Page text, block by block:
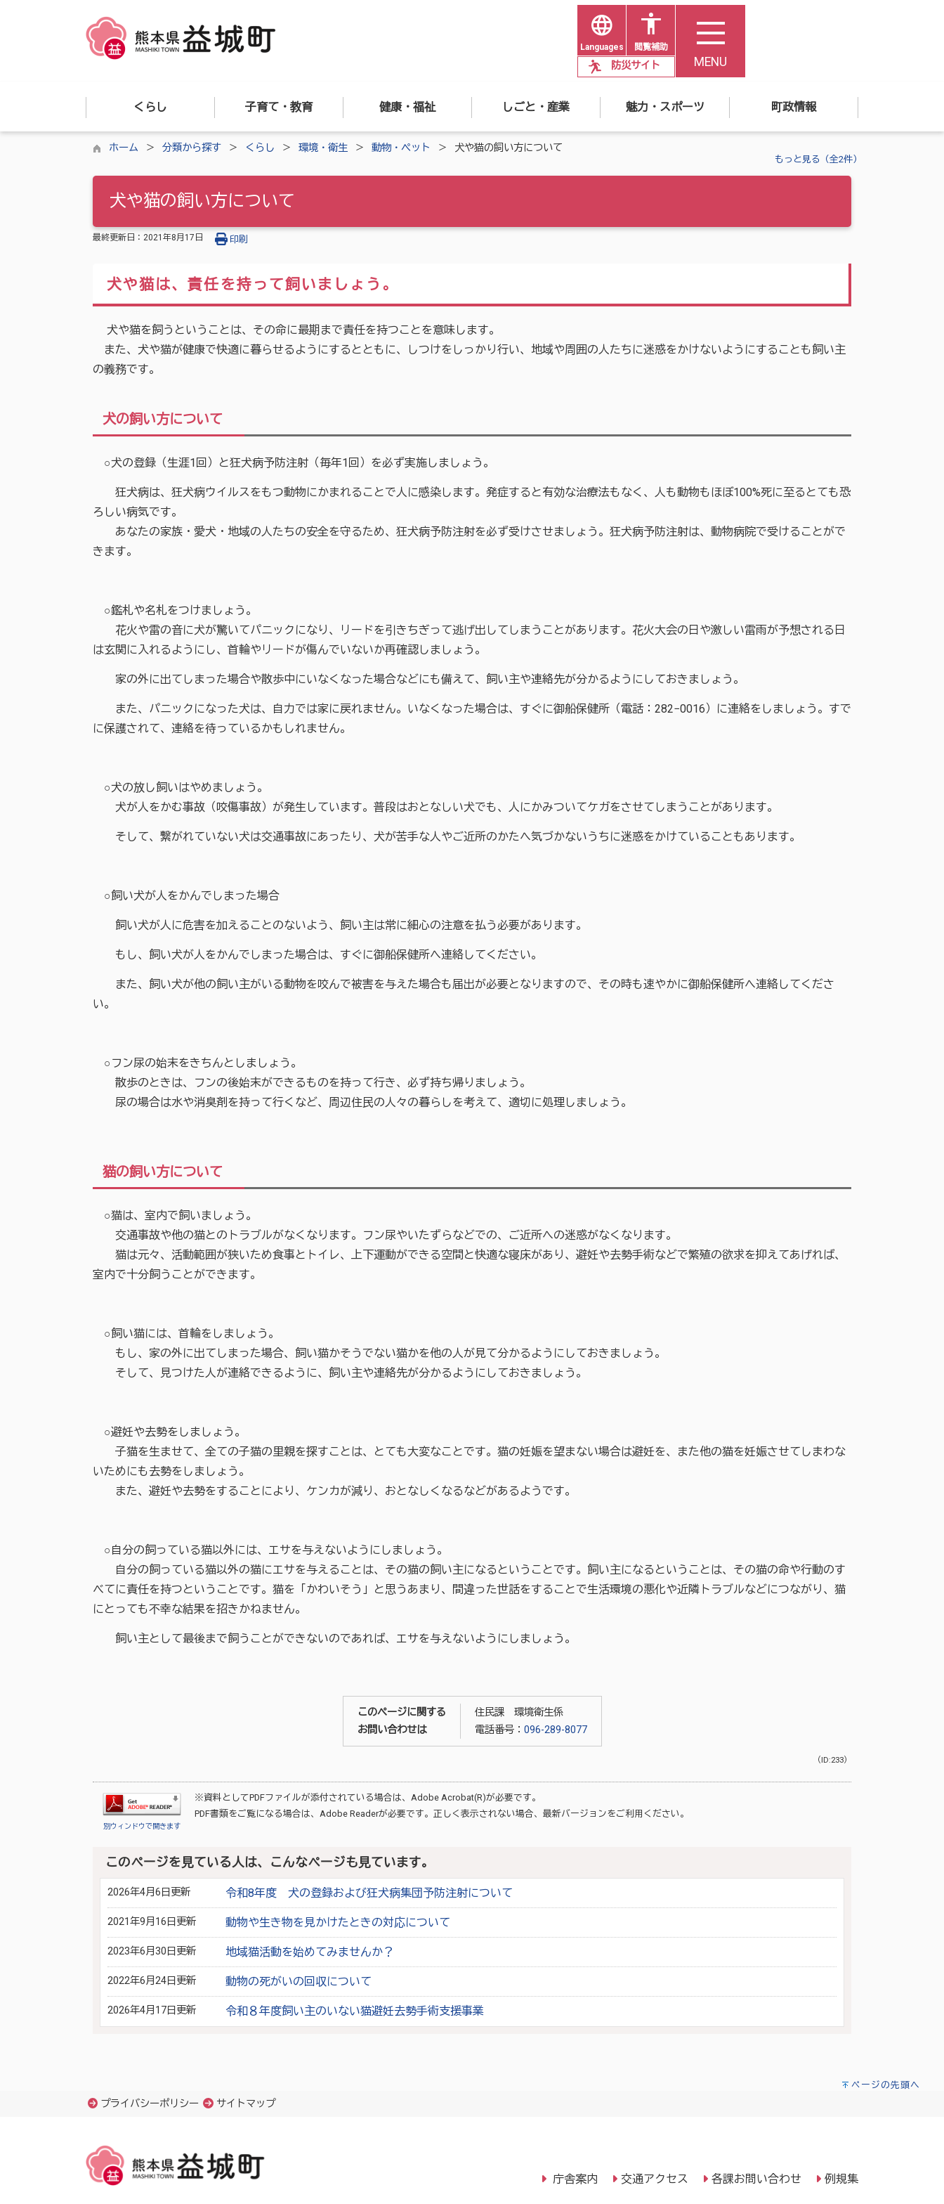
Languages 閲覧補助
防災サイト MENU
くらし 子育て・教育 健康・福祉 しごと・産業 魅力・スポーツ 町政情報
ホーム 分類から探す くらし 環境・衛生 動物・ペット 犬や猫の飼い方について
もっと見る（全2件）
犬や猫の飼い方について
最終更新日： 2021年8月17日 印刷
犬や猫は、責任を持って飼いましょう。
犬や猫を飼うということは、その命に最期まで責任を持つことを意味します。
また、犬や猫が健康で快適に暮らせるようにするとともに、しつけをしっかり行い、地域や周囲の人たちに迷惑をかけないようにすることも飼い主
の義務です。
犬の飼い方について
○犬の登録（生涯1回）と狂犬病予防注射（毎年1回）を必ず実施しましょう。
狂犬病は、狂犬病ウイルスをもつ動物にかまれることで人に感染します。発症すると有効な治療法もなく、人も動物もほぼ100%死に至るとても恐
ろしい病気です。
あなたの家族・愛犬・地域の人たちの安全を守るため、狂犬病予防注射を必ず受けさせましょう。狂犬病予防注射は、動物病院で受けることがで
きます。
○鑑札や名札をつけましょう。
花火や雷の音に犬が驚いてパニックになり、リードを引きちぎって逃げ出してしまうことがあります。花火大会の日や激しい雷雨が予想される日
は玄関に入れるようにし、首輪やリードが傷んでいないか再確認しましょう。
家の外に出てしまった場合や散歩中にいなくなった場合などにも備えて、飼い主や連絡先が分かるようにしておきましょう。
また、パニックになった犬は、自力では家に戻れません。いなくなった場合は、すぐに御船保健所（電話：282−0016）に連絡をしましょう。すで
に保護されて、連絡を待っているかもしれません。
○犬の放し飼いはやめましょう。
犬が人をかむ事故（咬傷事故）が発生しています。普段はおとなしい犬でも、人にかみついてケガをさせてしまうことがあります。
そして、繋がれていない犬は交通事故にあったり、犬が苦手な人やご近所のかたへ気づかないうちに迷惑をかけていることもあります。
○飼い犬が人をかんでしまった場合
飼い犬が人に危害を加えることのないよう、飼い主は常に細心の注意を払う必要があります。
もし、飼い犬が人をかんでしまった場合は、すぐに御船保健所へ連絡してください。
また、飼い犬が他の飼い主がいる動物を咬んで被害を与えた場合も届出が必要となりますので、その時も速やかに御船保健所へ連絡してくださ
い。
○フン尿の始末をきちんとしましょう。
散歩のときは、フンの後始末ができるものを持って行き、必ず持ち帰りましょう。
尿の場合は水や消臭剤を持って行くなど、周辺住民の人々の暮らしを考えて、適切に処理しましょう。
猫の飼い方について
○猫は、室内で飼いましょう。
交通事故や他の猫とのトラブルがなくなります。フン尿やいたずらなどでの、ご近所への迷惑がなくなります。
猫は元々、活動範囲が狭いため食事とトイレ、上下運動ができる空間と快適な寝床があり、避妊や去勢手術などで繁殖の欲求を抑えてあげれば、
室内で十分飼うことができます。
○飼い猫には、首輪をしましょう。
もし、家の外に出てしまった場合、飼い猫かそうでない猫かを他の人が見て分かるようにしておきましょう。
そして、見つけた人が連絡できるように、飼い主や連絡先が分かるようにしておきましょう。
○避妊や去勢をしましょう。
子猫を生ませて、全ての子猫の里親を探すことは、とても大変なことです。猫の妊娠を望まない場合は避妊を、また他の猫を妊娠させてしまわな
いためにも去勢をしましょう。
また、避妊や去勢をすることにより、ケンカが減り、おとなしくなるなどがあるようです。
○自分の飼っている猫以外には、エサを与えないようにしましょう。
自分の飼っている猫以外の猫にエサを与えることは、その猫の飼い主になるということです。飼い主になるということは、その猫の命や行動のす
べてに責任を持つということです。猫を「かわいそう」と思うあまり、間違った世話をすることで生活環境の悪化や近隣トラブルなどにつながり、猫
にとっても不幸な結果を招きかねません。
飼い主として最後まで飼うことができないのであれば、エサを与えないようにしましょう。
このページに関する
お問い合わせは
住民課 環境衛生係
電話番号： 096-289-8077
（ID:233）
別ウィンドウで開きます
※資料としてPDFファイルが添付されている場合は、 Adobe Acrobat(R)が必要です。
PDF書類をご覧になる場合は、 Adobe Readerが必要です。正しく表示されない場合、最新バージョンをご利用ください。
このページを見ている人は、こんなページも見ています。
2026年4月6日更新 令和8年度 犬の登録および狂犬病集団予防注射について
2021年9月16日更新 動物や生き物を見かけたときの対応について
2023年6月30日更新 地域猫活動を始めてみませんか？
2022年6月24日更新 動物の死がいの回収について
2026年4月17日更新 令和８年度飼い主のいない猫避妊去勢手術支援事業
ページの先頭へ
プライバシーポリシー サイトマップ
庁舎案内 交通アクセス 各課お問い合わせ 例規集